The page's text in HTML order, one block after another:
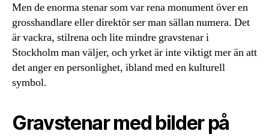
Men de enorma stenar som var rena monument över en
grosshandlare eller direktör ser man sällan numera. Det
är vackra, stilrena och lite mindre gravstenar i
Stockholm man väljer, och yrket är inte viktigt mer än att
det anger en personlighet, ibland med en kulturell
symbol.
Gravstenar med bilder på